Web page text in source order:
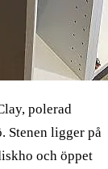
polerad
Stenen ligger på
och öppet